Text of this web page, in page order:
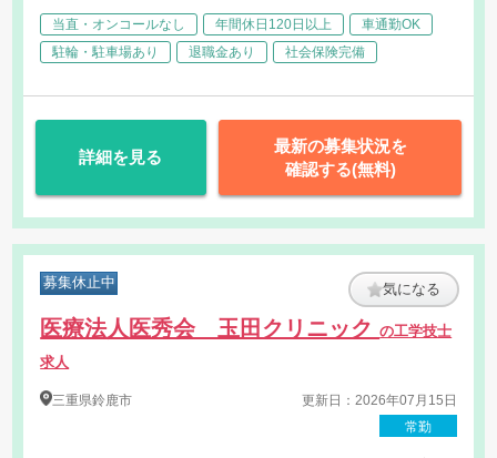
・アンギオ室業務
・内視鏡業務
・その他医療機器全般の管理・メンテナンス
当直・オンコールなし 年間休日120日以上
車通勤OK
駐輪・駐車場あり
退職金あり 社会保険完備
詳細を見る
最新の募集状況を
確認する(無料)
募集休止中 気になる
医療法人医秀会 玉田クリニックの工学技士
求人
三重県鈴鹿市
更新日：2026年07月15日
常勤